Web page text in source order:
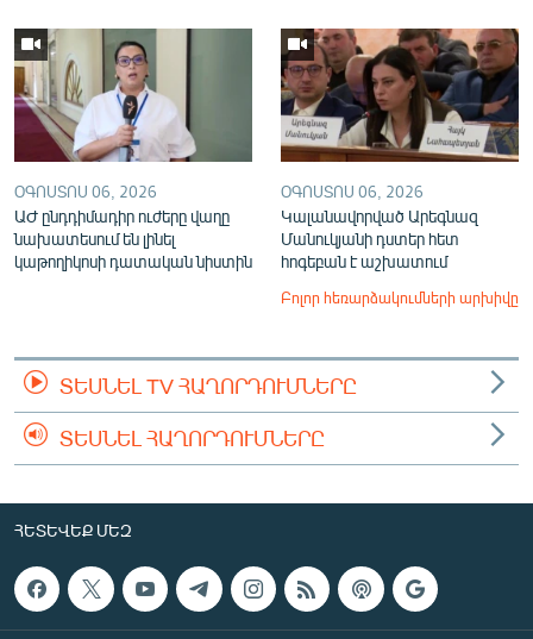
ՕԳՈՍՏՈՍ 06, 2026
ԱԺ ընդդիմադիր ուժերը վաղը
նախատեսում են լինել
կաթողիկոսի դատական նիստին
ՕԳՈՍՏՈՍ 06, 2026
Կալանավորված Արեգնազ
Մանուկյանի դստեր հետ
հոգեբան է աշխատում
Բոլոր հեռարձակումների արխիվը
ՏԵՍՆԵԼ TV ՀԱՂՈՐԴՈՒՄՆԵՐԸ
ՏԵՍՆԵԼ ՀԱՂՈՐԴՈՒՄՆԵՐԸ
ՀԵՏԵՎԵՔ ՄԵԶ